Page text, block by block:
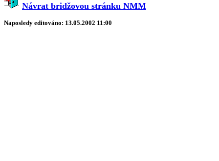
Návrat bridžovou stránku NMM
Naposledy editováno: 13.05.2002 11:00